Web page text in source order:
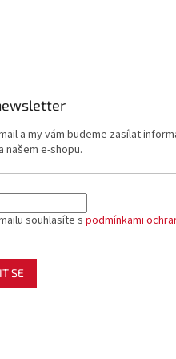
a my vám budeme zasílat
našem e-shopu.
souhlasíte spodmínkami
SE